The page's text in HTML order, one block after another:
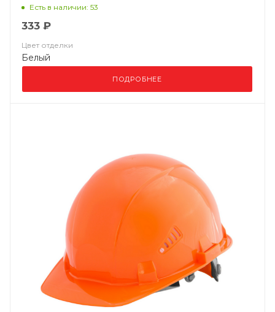
Есть в наличии: 53
333 ₽
Цвет отделки
Белый
ПОДРОБНЕЕ